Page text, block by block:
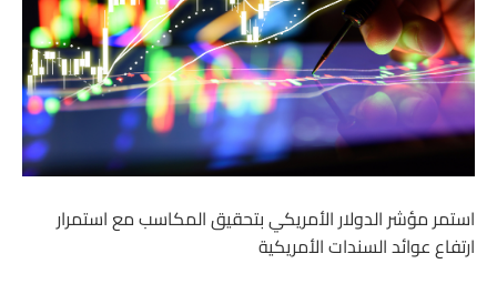
استمر مؤشر الدولار الأمريكي بتحقيق المكاسب مع استمرار
ارتفاع عوائد السندات الأمريكية